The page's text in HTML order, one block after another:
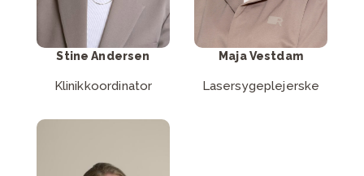
Stine Andersen
Klinikkoordinator
Maja Vestdam
Lasersygeplejerske